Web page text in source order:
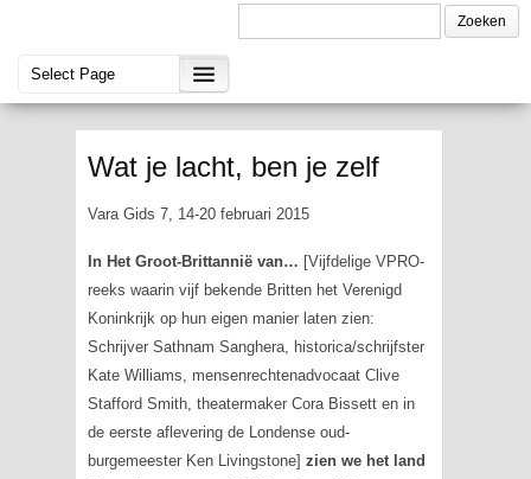
Wat je lacht, ben je zelf
Vara Gids 7, 14-20 februari 2015
In Het Groot-Brittannië van… [Vijfdelige VPRO-
reeks waarin vijf bekende Britten het Verenigd
Koninkrijk op hun eigen manier laten zien:
Schrijver Sathnam Sanghera, historica/schrijfster
Kate Williams, mensenrechtenadvocaat Clive
Stafford Smith, theatermaker Cora Bissett en in
de eerste aflevering de Londense oud-
burgemeester Ken Livingstone] zien we het land